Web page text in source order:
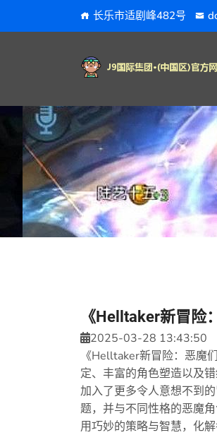
长乐市适剧峰482号
《Helltaker新冒险
2025-03-28 13:43:50
《Helltaker新冒险：恶魔
定、丰富的角色塑造以及
加入了更多令人意想不到
题，并与不同性格的恶魔
用巧妙的策略与智慧，化